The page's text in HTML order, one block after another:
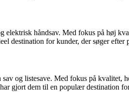
håndsav. Med fokus på høj
destination for kunder, der søger
og listesave. Med fokus på
gjort dem til en populær destination